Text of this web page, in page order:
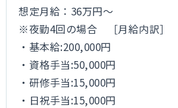
想定月給：36万円～
※夜勤4回の場合 ［月給内訳］
・基本給:200,000円
・資格手当:50,000円
・研修手当:15,000円
・日祝手当:15,000円